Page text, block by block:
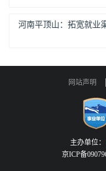
河南平顶山：拓宽就业
网站声明
主办单位：
京ICP备